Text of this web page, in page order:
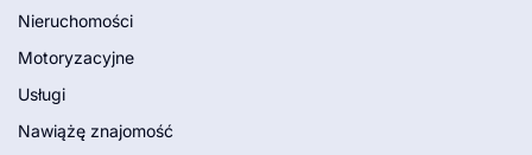
Nieruchomości
Motoryzacyjne
Usługi
Nawiążę znajomość